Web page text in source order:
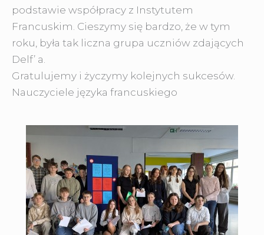
podstawie współpracy z Instytutem
Francuskim. Cieszymy się bardzo, że w tym
roku, była tak liczna grupa uczniów zdających
Delf’ a.
Gratulujemy i życzymy kolejnych sukcesów.
Nauczyciele języka francuskiego